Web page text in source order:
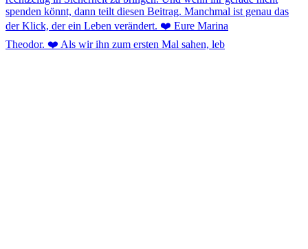
Theodor. ❤️ Als wir ihn zum ersten Mal sahen, leb